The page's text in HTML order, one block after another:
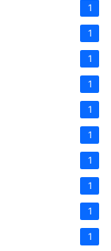
1
1
1
1
1
1
1
1
1
1